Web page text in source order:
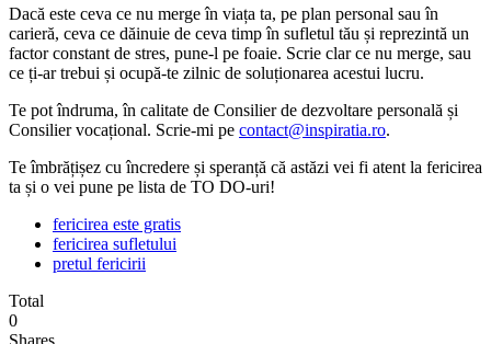
Dacă este ceva ce nu merge în viața ta, pe plan personal sau în
carieră, ceva ce dăinuie de ceva timp în sufletul tău și reprezintă un
factor constant de stres, pune-l pe foaie. Scrie clar ce nu merge, sau
ce ți-ar trebui și ocupă-te zilnic de soluționarea acestui lucru.
Te pot îndruma, în calitate de Consilier de dezvoltare personală și
Consilier vocațional. Scrie-mi pe contact@inspiratia.ro.
Te îmbrățișez cu încredere și speranță că astăzi vei fi atent la fericirea
ta și o vei pune pe lista de TO DO-uri!
fericirea este gratis
fericirea sufletului
pretul fericirii
Total
0
Shares